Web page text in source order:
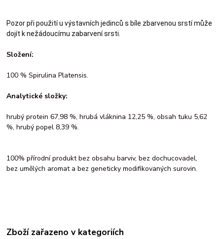
Pozor při použití u výstavních jedinců s bíle zbarvenou srstí může
dojít k nežádoucímu zabarvení srsti.
Složení:
100 % Spirulina Platensis.
Analytické složky:
hrubý protein 67,98 %, hrubá vláknina 12,25 %, obsah tuku 5,62
%, hrubý popel 8,39 %.
100% přírodní produkt bez obsahu barviv, bez dochucovadel,
bez umělých aromat a bez geneticky modifikovaných surovin.
Zboží zařazeno v kategoriích